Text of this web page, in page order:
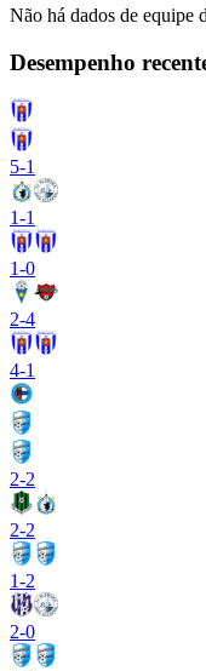
Não há dados de equipe
Desempenho
5-1
1-1
1-0
2-4
4-1
2-2
2-2
1-2
2-0